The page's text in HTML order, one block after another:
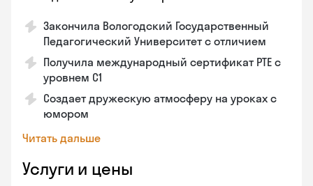
Закончила Вологодский Государственный
Педагогический Университет с отличием
Получила международный сертификат PTE с
уровнем C1
Создает дружескую атмосферу на уроках с
юмором
Читать дальше
Услуги и цены